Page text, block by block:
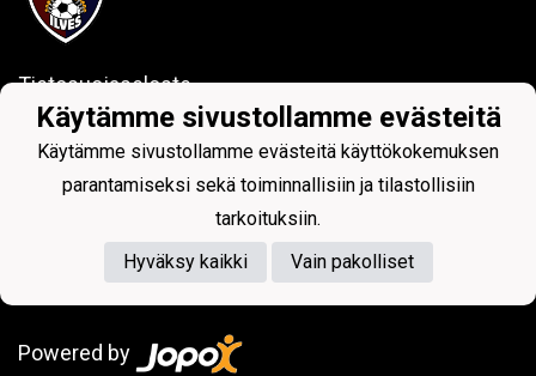
Tietosuojaseloste
Ylöjärven Ilves ry
Kuruntie 26, 33480 Ylöjärvi
Powered by
Käytämme sivustollamme evästeitä
Käytämme sivustollamme evästeitä käyttökokemuksen
parantamiseksi sekä toiminnallisiin ja tilastollisiin
tarkoituksiin.
Hyväksy kaikki
Vain pakolliset